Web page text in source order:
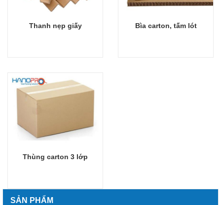
Giỏ hàng
Thanh nẹp giấy Giỏ hàng
Bìa carton, tấm lót
Giỏ hàng
Thùng carton 3 lớp
SẢN PHẨM